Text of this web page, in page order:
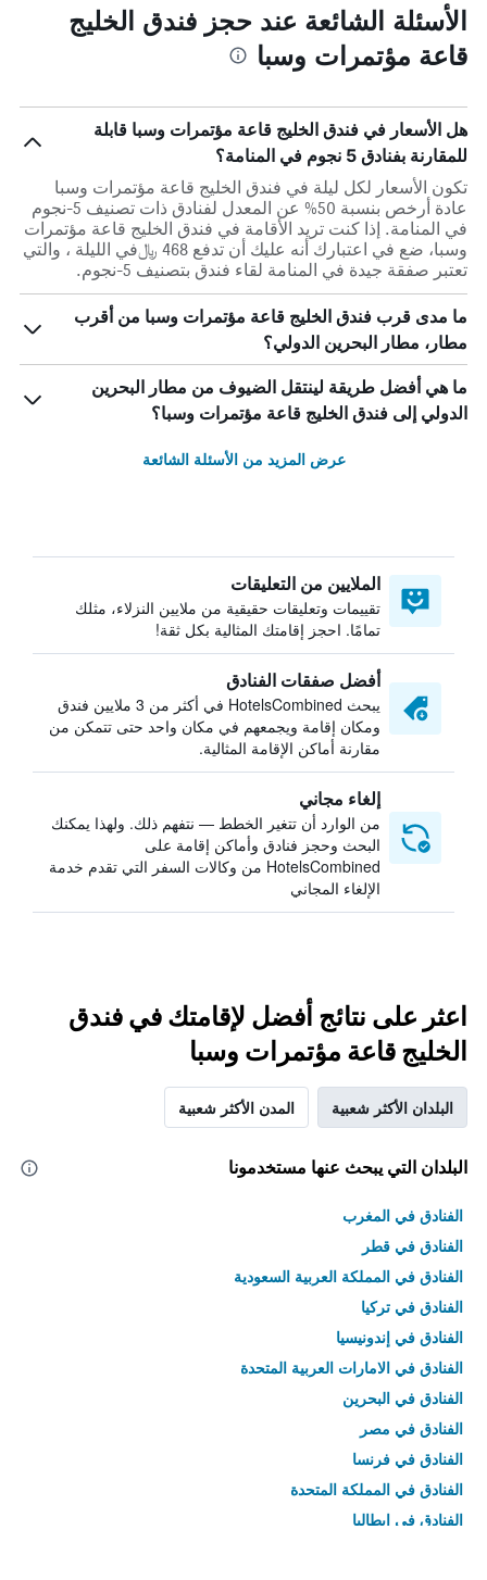
الأسئلة الشائعة عند حجز فندق الخليج
قاعة مؤتمرات وسبا
هل الأسعار في فندق الخليج قاعة مؤتمرات وسبا قابلة
للمقارنة بفنادق 5 نجوم في المنامة؟
تكون الأسعار لكل ليلة في فندق الخليج قاعة مؤتمرات وسبا
عادة أرخص بنسبة 50% عن المعدل لفنادق ذات تصنيف 5-نجوم
في المنامة. إذا كنت تريد الأقامة في فندق الخليج قاعة مؤتمرات
وسبا، ضع في اعتبارك أنه عليك أن تدفع 468 ﷼في الليلة ، والتي
تعتبر صفقة جيدة في المنامة لقاء فندق بتصنيف 5-نجوم.
ما مدى قرب فندق الخليج قاعة مؤتمرات وسبا من أقرب
مطار، مطار البحرين الدولي؟
ما هي أفضل طريقة لينتقل الضيوف من مطار البحرين
الدولي إلى فندق الخليج قاعة مؤتمرات وسبا؟
عرض المزيد من الأسئلة الشائعة
الملايين من التعليقات
تقييمات وتعليقات حقيقية من ملايين النزلاء، مثلك
تمامًا. احجز إقامتك المثالية بكل ثقة!
أفضل صفقات الفنادق
يبحث HotelsCombined في أكثر من 3 ملايين فندق
ومكان إقامة ويجمعهم في مكان واحد حتى تتمكن من
مقارنة أماكن الإقامة المثالية.
إلغاء مجاني
من الوارد أن تتغير الخطط — نتفهم ذلك. ولهذا يمكنك
البحث وحجز فنادق وأماكن إقامة على
HotelsCombined من وكالات السفر التي تقدم خدمة
الإلغاء المجاني
اعثر على نتائج أفضل لإقامتك في فندق
الخليج قاعة مؤتمرات وسبا
البلدان الأكثر شعبية المدن الأكثر شعبية
البلدان التي يبحث عنها مستخدمونا
الفنادق في المغرب
الفنادق في قطر
الفنادق في المملكة العربية السعودية
الفنادق في تركيا
الفنادق في إندونيسيا
الفنادق في الامارات العربية المتحدة
الفنادق في البحرين
الفنادق في مصر
الفنادق في فرنسا
الفنادق في المملكة المتحدة
الفنادق في إيطاليا